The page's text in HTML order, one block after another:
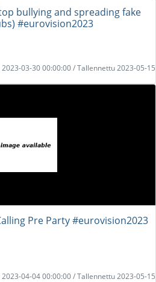
bullying and spreading fake
#eurovision2023
2023-03-30 00:00:00 / Tallennettu 2023-05-15
Pre Party #eurovision2023
2023-04-04 00:00:00 / Tallennettu 2023-05-15